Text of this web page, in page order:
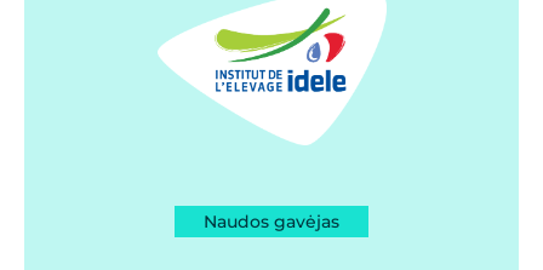
Naudos gavėjas